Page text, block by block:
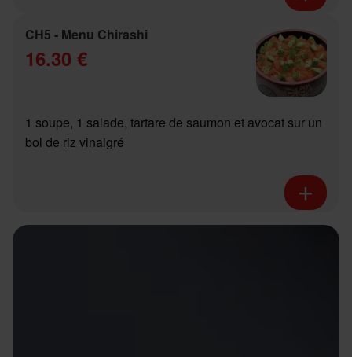
CH5 - Menu Chirashi
16.30 €
1 soupe, 1 salade, tartare de saumon et avocat sur un
bol de riz vinaigré